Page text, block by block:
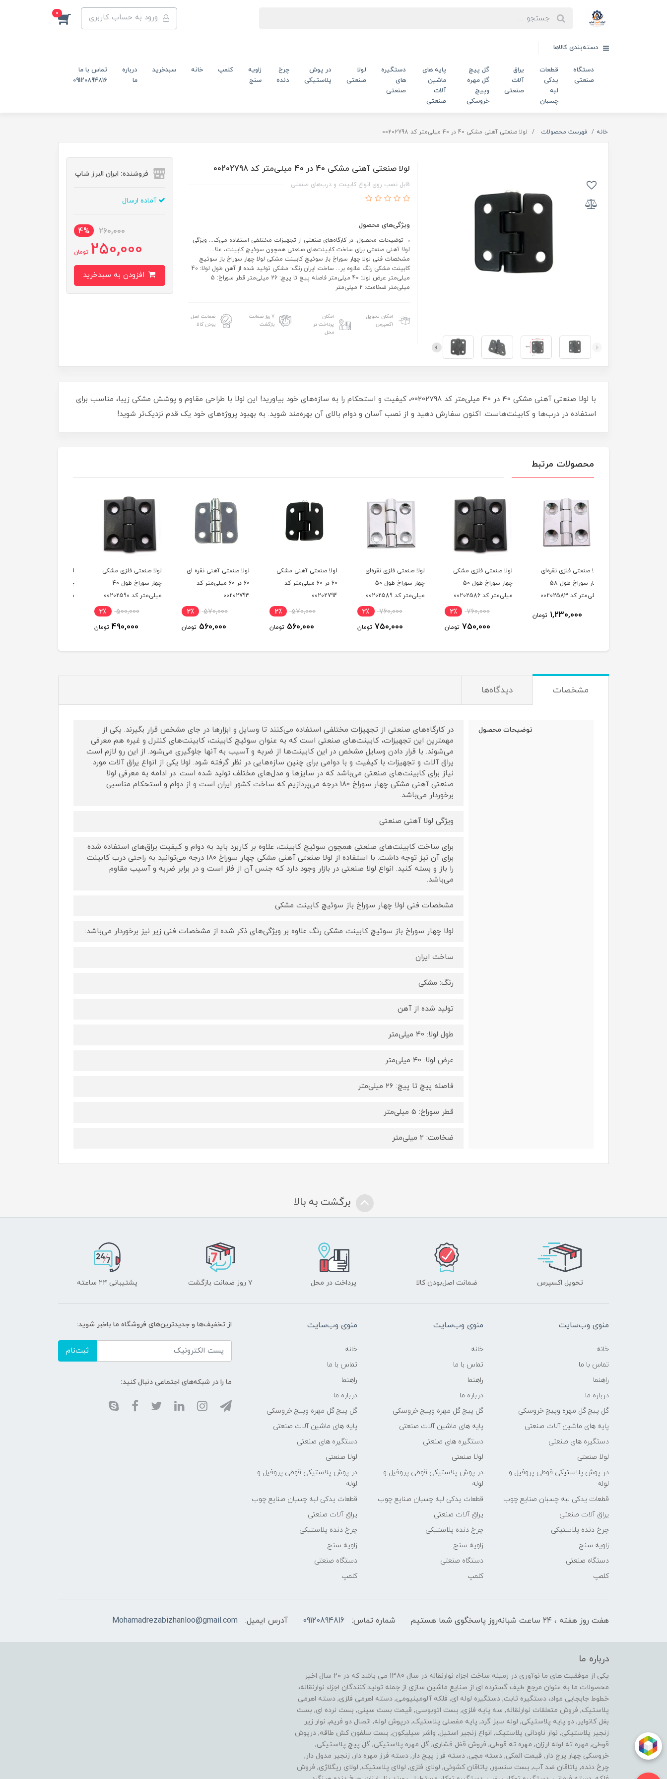
ورود به حساب کاربری 0
دسته‌بندی کالاها
دستگاه
صنعتی
قطعات
یدکی
لبه
چسبان
یراق
آلات
صنعتی
گل پیچ
گل مهره
وپیچ
خروسکی
پایه های
ماشین
آلات
صنعتی
دستگیره
های
صنعتی
لولا
صنعتی
در پوش
پلاستیکی
چرخ
دنده
زاویه
سنج
کلمپ خانه سبدخرید
درباره
ما
تماس با ما
09120894816
خانه فهرست محصولات لولا صنعتی آهنی مشکی 40 در 40 میلی‌متر کد 00202798
لولا صنعتی آهنی مشکی 40 در 40 میلی‌متر کد 00202798
قابل نصب روی انواع کابینت‌ و درب‌های صنعتی
ویژگی‌های محصول
توضیحات محصول: در کارگاه‌های صنعتی از تجهیزات مختلفی استفاده می‌ک... ویژگی
لولا آهنی صنعتی برای ساخت کابینت‌های صنعتی همچون سوئیچ کابینت، علا...
مشخصات فنی لولا چهار سوراخ باز سوئیچ کابینت مشکی لولا چهار سوراخ باز سوئیچ
کابینت مشکی رنگ علاوه بر... ساخت ایران رنگ: مشکی تولید شده از آهن طول لولا: 40
میلی‌متر عرض لولا: 40 میلی‌متر فاصله پیچ تا پیچ: 26 میلی‌متر قطر سوراخ: 5
میلی‌متر ضخامت: 2 میلی‌متر
امکان تحویل
اکسپرس
امکان
پرداخت در
محل
۷ روز ضمانت
بازگشت
ضمانت اصل
بودن کالا
فروشنده: ایران البرز شاپ
آماده ارسال
260,000
4%
250,000 تومان
با لولا صنعتی آهنی مشکی 40 در 40 میلی‌متر کد 00202798، کیفیت و استحکام را به سازه‌های خود بیاورید! این لولا با طراحی مقاوم و پوشش مشکی زیبا، مناسب برای
استفاده در درب‌ها و کابینت‌هاست. اکنون سفارش دهید و از نصب آسان و دوام بالای آن بهره‌مند شوید. به بهبود پروژه‌های خود یک قدم نزدیک‌تر شوید!
محصولات مرتبط
لولا صنعتی فلزی مشکی
میلی‌متر کد 00202586
760,000
لولا صنعتی فلزی نقره‌ای
میلی‌متر کد 00202589
760,000
750,000 تومان
لولا صنعتی آهنی مشکی
60 در 60 میلی‌متر کد
00202794
570,000
560,000 تومان
لولا صنعتی آهنی نقره ای
60 در 60 میلی‌متر کد
00202793
570,000
560,000 تومان
لولا صنعتی فلزی مشکی
میلی‌متر کد 00202590
500,000
490,000 تومان
لولا صنعتی فلزی نقره‌ای
میلی‌متر کد 00202582
500,000
490,000 تومان
مشخصات دیدگاه‌ها
توضیحات محصول
در کارگاه‌های صنعتی از تجهیزات مختلفی استفاده می‌کنند تا وسایل و ابزارها در جای مشخص قرار بگیرند. یکی از
مهمترین این تجهیزات، کابینت‌های صنعتی است که به عنوان سوئیچ کابینت، کابینت‌های کنترل و غیره هم معرفی
می‌شوند. با قرار دادن وسایل مشخص در این کابینت‌ها از ضربه و آسیب به آنها جلوگیری می‌شود. از این رو لازم است
یراق آلات و تجهیزات با کیفیت و با دوامی برای چنین سازه‌هایی در نظر گرفته شود. لولا یکی از انواع یراق آلات مورد
نیاز برای کابینت‌های صنعتی می‌باشد که در سایزها و مدل‌های مختلف تولید شده است. در ادامه به معرفی لولا
صنعتی آهنی مشکی چهار سوراخ 180 درجه می‌پردازیم که ساخت کشور ایران است و از دوام و استحکام مناسبی
برخوردار می‌باشد.
ویژگی لولا آهنی صنعتی
برای ساخت کابینت‌های صنعتی همچون سوئیچ کابینت، علاوه بر کاربرد باید به دوام و کیفیت یراق‌های استفاده شده
برای آن نیز توجه داشت. با استفاده از لولا صنعتی آهنی مشکی چهار سوراخ 180 درجه می‌توانید به راحتی درب کابینت
را باز و بسته کنید. انواع لولا صنعتی در بازار وجود دارد که جنس آن از فلز است و در برابر ضربه و آسیب مقاوم
می‌باشد.
مشخصات فنی لولا چهار سوراخ باز سوئیچ کابینت مشکی
لولا چهار سوراخ باز سوئیچ کابینت مشکی رنگ علاوه بر ویژگی‌های ذکر شده از مشخصات فنی زیر نیز برخوردار می‌باشد:
ساخت ایران
رنگ: مشکی
تولید شده از آهن
طول لولا: 40 میلی‌متر
عرض لولا: 40 میلی‌متر
فاصله پیچ تا پیچ: 26 میلی‌متر
قطر سوراخ: 5 میلی‌متر
ضخامت: 2 میلی‌متر
برگشت به بالا
تحویل اکسپرس ضمانت اصل‌بودن کالا پرداخت در محل ۷ روز ضمانت بازگشت پشتیبانی ۲۴ ساعته
منوی وب‌سایت
خانه
تماس با ما
راهنما
درباره ما
گل پیچ گل مهره وپیچ خروسکی
پایه های ماشین آلات صنعتی
دستگیره های صنعتی
لولا صنعتی
در پوش پلاستیکی قوطی پروفیل و
لوله
قطعات یدکی لبه چسبان صنایع چوب
یراق آلات صنعتی
چرخ دنده پلاستیکی
زاویه سنج
دستگاه صنعتی
کلمپ
منوی وب‌سایت
خانه
تماس با ما
راهنما
درباره ما
گل پیچ گل مهره وپیچ خروسکی
پایه های ماشین آلات صنعتی
دستگیره های صنعتی
لولا صنعتی
در پوش پلاستیکی قوطی پروفیل و
لوله
قطعات یدکی لبه چسبان صنایع چوب
یراق آلات صنعتی
چرخ دنده پلاستیکی
زاویه سنج
دستگاه صنعتی
کلمپ
منوی وب‌سایت
خانه
تماس با ما
راهنما
درباره ما
گل پیچ گل مهره وپیچ خروسکی
پایه های ماشین آلات صنعتی
دستگیره های صنعتی
لولا صنعتی
در پوش پلاستیکی قوطی پروفیل و
لوله
قطعات یدکی لبه چسبان صنایع چوب
یراق آلات صنعتی
چرخ دنده پلاستیکی
زاویه سنج
دستگاه صنعتی
کلمپ
از تخفیف‌ها و جدیدترین‌های فروشگاه ما باخبر شوید:
ثبت‌نام
ما را در شبکه‌های اجتماعی دنبال کنید:
هفت روز هفته ، ۲۴ ساعت شبانه‌روز پاسخگوی شما هستیم شماره تماس: 09120894816 آدرس ایمیل: Mohamadrezabizhanloo@gmail.com
درباره ما
یکی از موفقیت های ما نوآوری در زمینه ساخت اجزاء نوارنقاله در سال 1380 می باشد که در ۲۰ سال اخیر
محصولات ما به عنوان مرجع طیف گسترده ای از صنایع ماشین سازی از جمله تولید کنندگان اجزاء نوارنقاله،
خطوط جابجایی مواد، دستگیره ثابت, دستگیره لوله ای, فلکه آلومینیومی, دسته اهرمی فلزی, دسته اهرمی
پلاستیک, فروش متعلقات نوارنقاله, سه پایه فلزی, بست اتوبوسی, قیمت بست سینی, بست نرده ای, بست
بغل کانوایر, دو پایه پلاستیکی, لوله سبز گرد, پایه مفصلی پلاستیک, درپوش لوله, اتصال دو فریم, نوار زیر
زنجیر پلاستیکی, نوار ناودانی پلاستیک, انواع زنجیر استیل, واشر سیلیکون, بست سلفون کش طاقه, درپوش
قوطی, مهره ته لوله ارزان, مهره ته قوطی, فروش قفل فشاری, گل مهره پلاستیکی, گل پیچ پلاستیکی,
خروسکی چهار پرچ دار, قیمت المکی, دسته مچی, دسته فرز پیچ دار, دسته فرز مهره دار, زنجیر مدول دار,
چرخ دنده, یاتاقان ضد آب, بست سنسور, یاتاقان کشوئی, لولای فلزی, لولای پلاستیک, لولای ریگلاژی, فروش